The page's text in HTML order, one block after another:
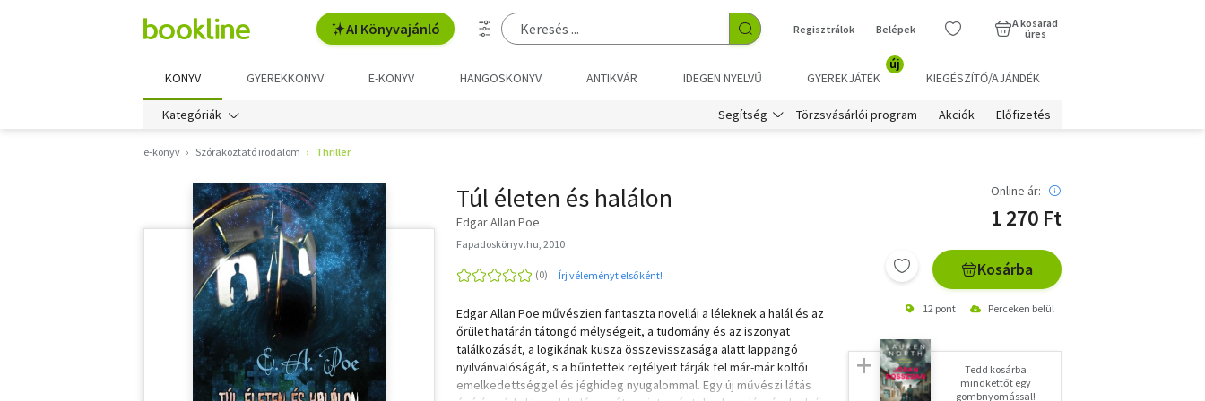
AI Könyvajánló Regisztrálok Belépek
A kosarad
üres
KÖNYV GYEREKKÖNYV E-KÖNYV HANGOSKÖNYV ANTIKVÁR IDEGEN NYELVŰ GYEREKJÁTÉK
új
KIEGÉSZÍTŐ/AJÁNDÉK
Kategóriák Segítség Törzsvásárlói program Akciók Előfizetés
e-könyv Szórakoztató irodalom Thriller
Túl életen és halálon
Edgar Allan Poe
Fapadoskönyv.hu, 2010
Írj véleményt elsőként!
Edgar Allan Poe művészien fantaszta novellái a léleknek a halál és az
őrület határán tátongó mélységeit, a tudomány és az iszonyat
találkozását, a logikának kusza összevisszasága alatt lappangó
nyilvánvalóságát, s a bűntettek rejtélyeit tárják fel már-már költői
emelkedettséggel és jéghideg nyugalommal. Egy új művészi látás
Online ár:
1 270 Ft
Kosárba
12 pont Perceken belül
Tedd kosárba
mindkettőt egy
gombnyomással!